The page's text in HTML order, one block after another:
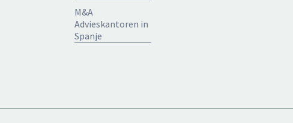
M&A
Advieskantoren in
Spanje